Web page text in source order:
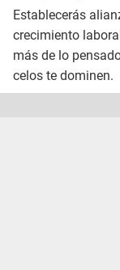
Establecerás
crecimiento
más de lo
celos te dominen.